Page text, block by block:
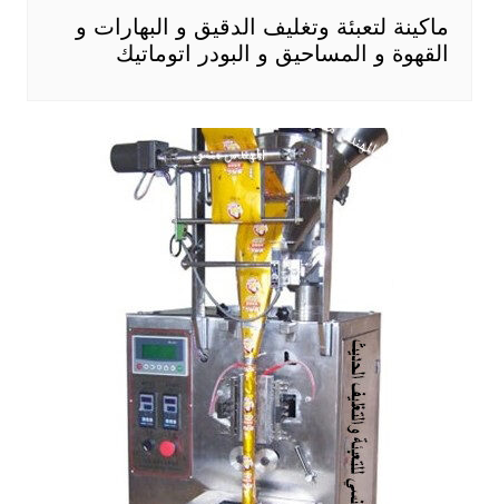
ماكينة لتعبئة وتغليف الدقيق و البهارات و
القهوة و المساحيق و البودر اتوماتيك